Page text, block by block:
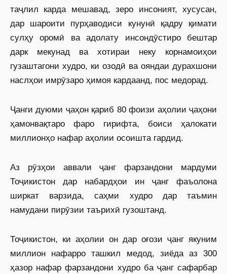
таҷлил карда мешавад, зеро инсоният, хусусан,
дар шароити пурҳаводиси кунунӣ қадру қимати
сулҳу оромӣ ва адолату инсондӯстиро бештар
дарк мекунад ва хотираи неку корнамоиҳои
гузаштагони худро, ки озодӣ ва ояндаи дурахшони
наслҳои имрӯзаро ҳимоя кардаанд, пос медорад.
Ҷанги дуюми ҷаҳон қариб 80 фоизи аҳолии ҷаҳони
ҳамонвақтаро фаро гирифта, боиси ҳалокати
миллионҳо нафар аҳолии осоишта гардид.
Аз рӯзҳои аввали ҷанг фарзандони мардуми
Тоҷикистон дар набардҳои ин ҷанг фаъолона
ширкат варзида, саҳми худро дар таъмин
намудани пирӯзии таърихӣ гузоштанд.
Тоҷикистон, ки аҳолии он дар оғози ҷанг якуним
миллион нафарро ташкил медод, зиёда аз 300
ҳазор нафар фарзандони худро ба ҷанг сафарбар